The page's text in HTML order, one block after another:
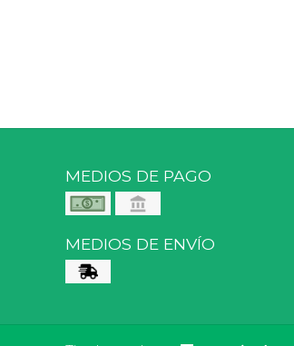
MEDIOS DE PAGO
MEDIOS DE ENVÍO